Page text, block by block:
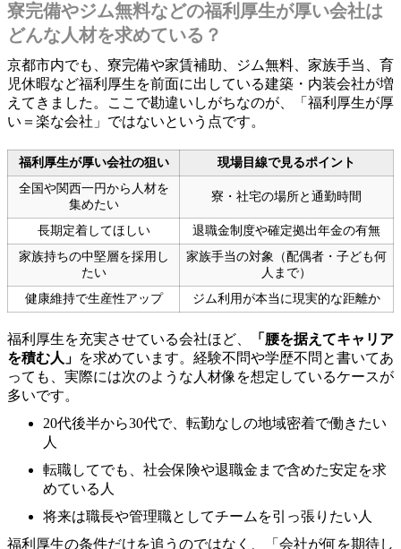
寮完備やジム無料などの福利厚生が厚い会社は
どんな人材を求めている？
京都市内でも、寮完備や家賃補助、ジム無料、家族手当、育
児休暇など福利厚生を前面に出している建築・内装会社が増
えてきました。ここで勘違いしがちなのが、「福利厚生が厚
い＝楽な会社」ではないという点です。
福利厚生が厚い会社の狙い
現場目線で見るポイント
全国や関西一円から人材を
集めたい
寮・社宅の場所と通勤時間
長期定着してほしい
退職金制度や確定拠出年金の有無
家族持ちの中堅層を採用し
たい
家族手当の対象（配偶者・子ども何
人まで）
健康維持で生産性アップ
ジム利用が本当に現実的な距離か
福利厚生を充実させている会社ほど、
「腰を据えてキャリア
を積む人」 を求めています。経験不問や学歴不問と書いてあ
っても、実際には次のような人材像を想定しているケースが
多いです。
20代後半から30代で、転勤なしの地域密着で働きたい
人
転職してでも、社会保険や退職金まで含めた安定を求
めている人
将来は職長や管理職としてチームを引っ張りたい人
福利厚生の条件だけを追うのではなく、「会社が何を期待し